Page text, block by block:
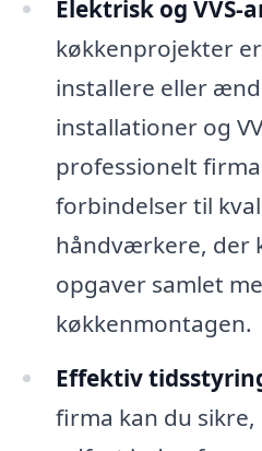
Elektrisk og VVS-
køkkenprojekter
installere eller
installationer og
professionelt
forbindelser til
håndværkere, der
opgaver samlet
køkkenmontagen.
Effektiv
firma kan du